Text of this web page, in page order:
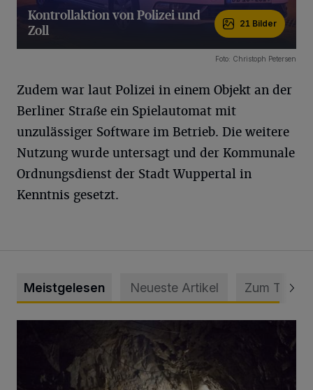
Kontrollaktion von Polizei und
Zoll
21 Bilder
Foto: Christoph Petersen
Zudem war laut Polizei in einem Objekt an der
Berliner Straße ein Spielautomat mit
unzulässiger Software im Betrieb. Die weitere
Nutzung wurde untersagt und der Kommunale
Ordnungsdienst der Stadt Wuppertal in
Kenntnis gesetzt.
Meistgelesen Neueste Artikel Zum Thema